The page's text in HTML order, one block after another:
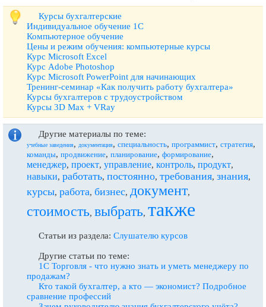
Курсы бухгалтерские
Индивидуальное обучение 1С
Компьютерное обучение
Цены и режим обучения: компьютерные курсы
Курс Microsoft Excel
Курс Adobe Photoshop
Курс Microsoft PowerPoint для начинающих
Тренинг-семинар «Как получить работу бухгалтера»
Курсы бухгалтеров с трудоустройством
Курсы 3D Max + VRay
Другие материалы по теме:
учебные заведения, документация, специальность, программист, стратегия,
команды, продвижение, планирование, формирование,
менеджер, проект, управление, контроль, продукт,
навыки, работать, постоянно, требования, знания,
курсы, работа, бизнес, документ,
стоимость, выбрать, также
Статьи из раздела: Слушателю курсов
Другие статьи по теме:
1С Торговля - что нужно знать и уметь менеджеру по
продажам?
Кто такой бухгалтер, а кто — экономист? Подробное
сравнение профессий